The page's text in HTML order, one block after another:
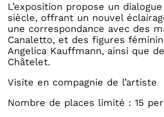
L’exposition propose un
siècle, offrant un nouvel
une correspondance avec des
Canaletto, et des figures
Angelica Kauffmann, ainsi que
Châtelet.
Visite en compagnie de l’artiste
Nombre de places limité : 15